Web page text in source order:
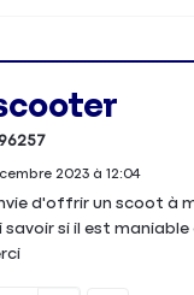
2023à 12:04
d'offrir un scoot à
savoir si il est